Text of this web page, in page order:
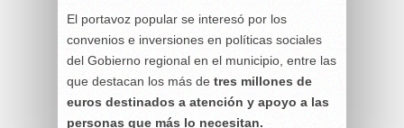
El portavoz popular se interesó por los
convenios e inversiones en políticas sociales
del Gobierno regional en el municipio, entre las
que destacan los más de tres millones de
euros destinados a atención y apoyo a las
personas que más lo necesitan.